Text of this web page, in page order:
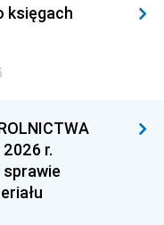
księgach
r.